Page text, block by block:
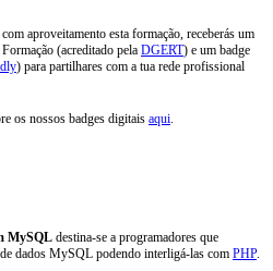
aproveitamento esta formação, receberás um
(acreditado pela DGERT) e um badge
) para partilhares com a tua rede profissional
os nossos badges digitais aqui.
MySQL destina-se a programadores que
dados MySQL podendo interligá-las com PHP.